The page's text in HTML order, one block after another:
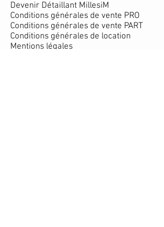
Devenir Détaillant MillesiM
Conditions générales de vente PRO
Conditions générales de vente PART
Conditions générales de location
Mentions légales